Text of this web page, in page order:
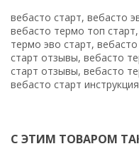
вебасто старт, вебасто
вебасто термо топ
термо эво старт,
старт отзывы, вебасто
старт отзывы, вебасто
вебасто старт
С ЭТИМ ТОВАРОМ